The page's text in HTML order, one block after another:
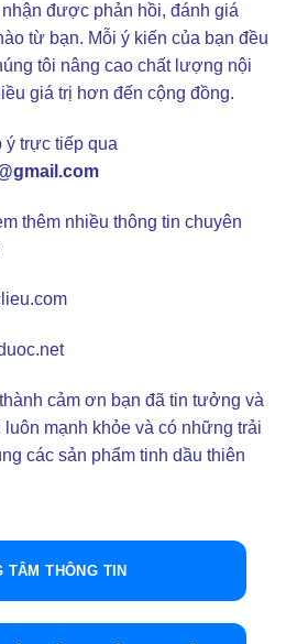
được phản hồi, đánh giá
từ bạn. Mỗi ý kiến của bạn đều
tôi nâng cao chất lượng nội
giá trị hơn đến cộng đồng.
ý trực tiếp qua
thêm nhiều thông tin chuyên
cảm ơn bạn đã tin tưởng và
mạnh khỏe và có những trải
các sản phẩm tinh dầu thiên
TÂM THÔNG TIN